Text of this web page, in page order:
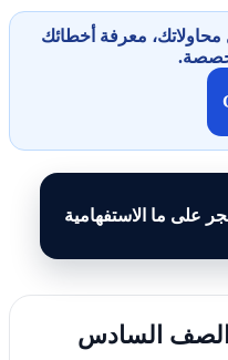
معرفة أخطائك
على ما الاستفهامية
الصف السادس